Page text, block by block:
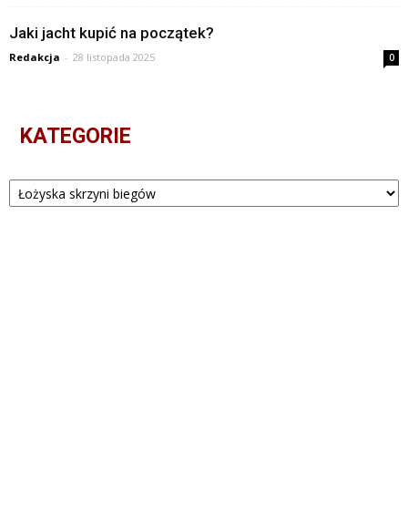
Jaki jacht kupić na początek?
Redakcja - 28 listopada 2025 0
KATEGORIE
Kategorie